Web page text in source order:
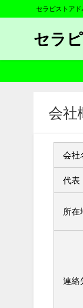
セラピストア
セラ
会社
会社
代表
所在
連絡